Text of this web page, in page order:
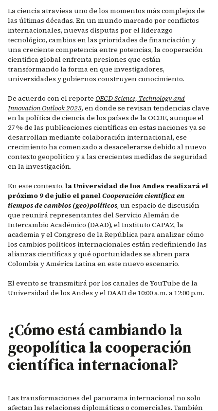
La ciencia atraviesa uno de los momentos más complejos de
las últimas décadas. En un mundo marcado por conflictos
internacionales, nuevas disputas por el liderazgo
tecnológico, cambios en las prioridades de financiación y
una creciente competencia entre potencias, la cooperación
científica global enfrenta presiones que están
transformando la forma en que investigadores,
universidades y gobiernos construyen conocimiento.
De acuerdo con el reporte OECD Science, Technology and
Innovation Outlook 2025, en donde se revisan tendencias clave
en la política de ciencia de los países de la OCDE, aunque el
27 % de las publicaciones científicas en estas naciones ya se
desarrollan mediante colaboración internacional, ese
crecimiento ha comenzado a desacelerarse debido al nuevo
contexto geopolítico y a las crecientes medidas de seguridad
en la investigación.
En este contexto, la Universidad de los Andes realizará el
próximo 9 de julio el panelCooperación científica en
tiempos de cambios (geo)políticos, un espacio de discusión
que reunirá representantes del Servicio Alemán de
Intercambio Académico (DAAD), el Instituto CAPAZ, la
academia y el Congreso de la República para analizar cómo
los cambios políticos internacionales están redefiniendo las
alianzas científicas y qué oportunidades se abren para
Colombia y América Latina en este nuevo escenario.
El evento se transmitirá por los canales de YouTube de la
Universidad de los Andes y el DAAD de 10:00 a.m. a 12:00 p.m.
¿Cómo está cambiando la
geopolítica la cooperación
científica internacional?
Las transformaciones del panorama internacional no solo
afectan las relaciones diplomáticas o comerciales. También